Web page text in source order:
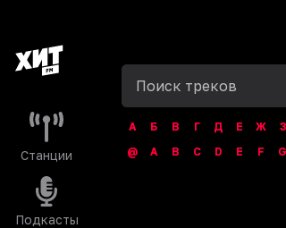
Станции
Подкасты
А Б В Г Д Е Ж З
@
A B C D E F G